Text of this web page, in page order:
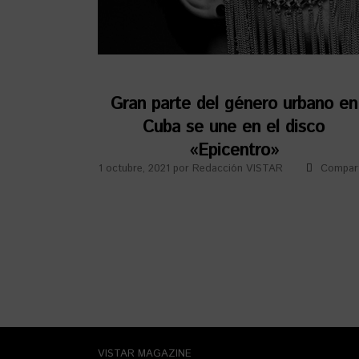
Gran parte del género urbano en
Cuba se une en el disco
«Epicentro»
1 octubre, 2021 por Redacción VISTAR
VISTAR MAGAZINE